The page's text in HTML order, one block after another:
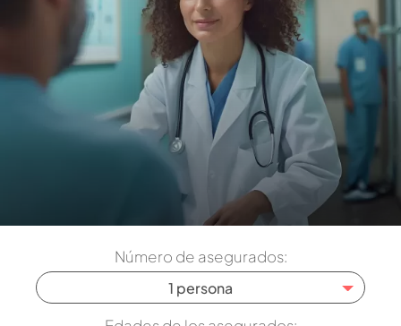
Número de asegurados:
1 persona